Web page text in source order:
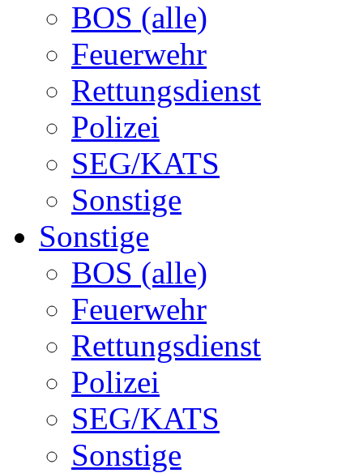
BOS (alle)
Feuerwehr
Rettungsdienst
Polizei
SEG/KATS
Sonstige
Sonstige
BOS (alle)
Feuerwehr
Rettungsdienst
Polizei
SEG/KATS
Sonstige